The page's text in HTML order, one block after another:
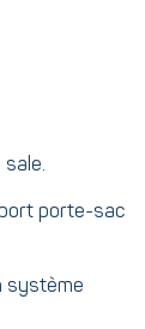
porte-sac
système